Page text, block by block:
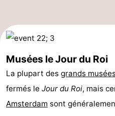
Ville
diamant
Places
dans
Parcs
Musées le Jour du Roi
La plupart des grands
fermés le Jour du Roi, mais
Amsterdam sont